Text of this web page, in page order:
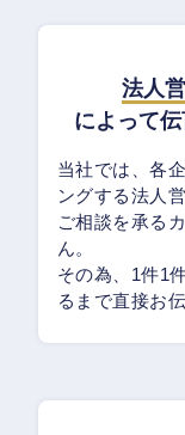
法人
によって
当社では、各
ングする法人
ご相談を承る
ん。
その為、1件1
るまで直接お